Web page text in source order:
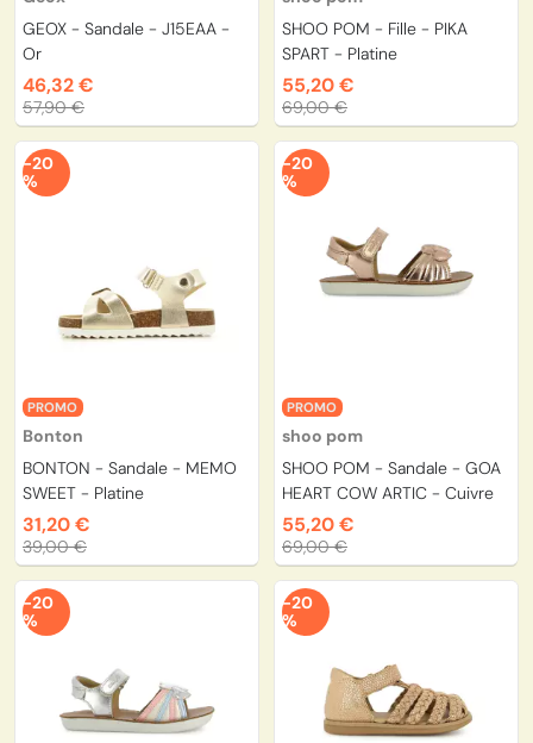
GEOX - Sandale - J15EAA -
Or
46,32 €
57,90 €
SHOO POM - Fille - PIKA
SPART - Platine
55,20 €
69,00 €
PROMO
Bonton
BONTON - Sandale - MEMO
SWEET - Platine
31,20 €
39,00 €
-20
%
PROMO
shoo pom
SHOO POM - Sandale - GOA
HEART COW ARTIC - Cuivre
55,20 €
69,00 €
-20
%
-20
%
-20
%